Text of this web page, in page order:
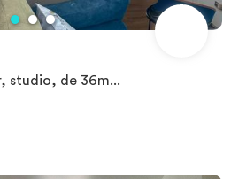
studio, de 36m...